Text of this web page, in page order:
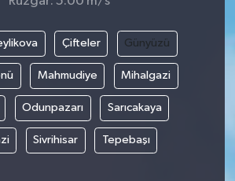
Çifteler Günyüzü
Mahmudiye Mihalgazi
Odunpazarı Sarıcakaya
Sivrihisar Tepebaşı